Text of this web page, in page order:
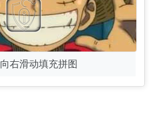
向右滑动填充拼图